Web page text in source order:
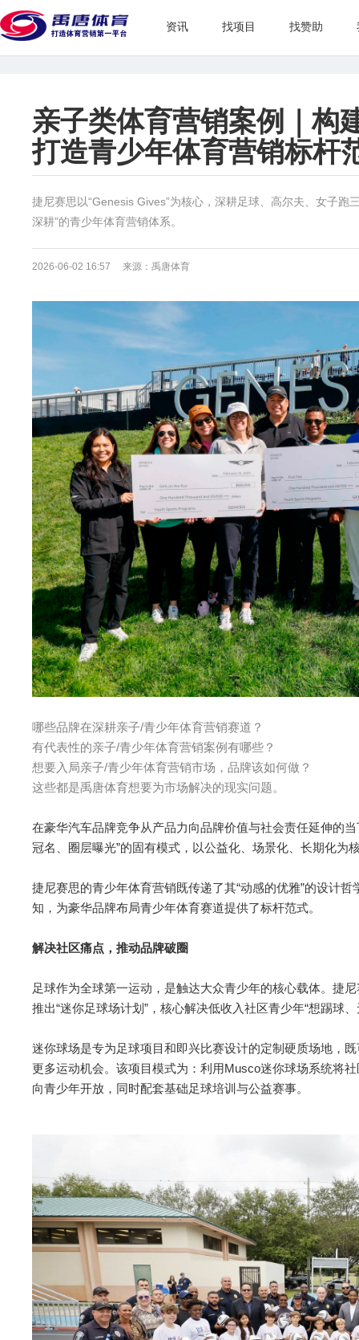
资讯 找项目 找赞助
亲子类体育营销案例｜构
打造青少年体育营销标杆
捷尼赛思以“Genesis Gives”为核心，深耕足球、高尔夫、女子跑
深耕”的青少年体育营销体系。
2026-06-02 16:57 来源：禹唐体育
哪些品牌在深耕亲子/青少年体育营销赛道？
有代表性的亲子/青少年体育营销案例有哪些？
想要入局亲子/青少年体育营销市场，品牌该如何做？
这些都是禹唐体育想要为市场解决的现实问题。
在豪华汽车品牌竞争从产品力向品牌价值与社会责任延伸的
冠名、圈层曝光”的固有模式，以公益化、场景化、长期化为
捷尼赛思的青少年体育营销既传递了其“动感的优雅”的设计
知，为豪华品牌布局青少年体育赛道提供了标杆范式。
解决社区痛点，推动品牌破圈
足球作为全球第一运动，是触达大众青少年的核心载体。捷
推出“迷你足球场计划”，核心解决低收入社区青少年“想踢球
迷你球场是专为足球项目和即兴比赛设计的定制硬质场地，
更多运动机会。该项目模式为：利用Musco迷你球场系统将
向青少年开放，同时配套基础足球培训与公益赛事。